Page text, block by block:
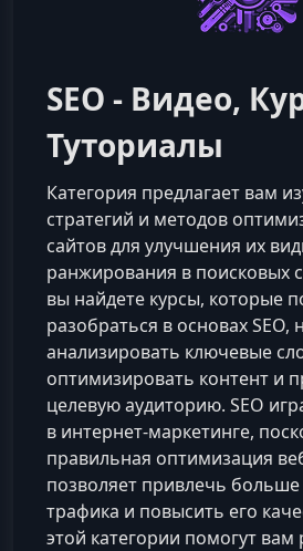
SEO - Видео,
Туториалы
Категория предлагает вам
стратегий и методов
сайтов для улучшения их
ранжирования в поисковых
вы найдете курсы, которые
разобраться в основах SEO,
анализировать ключевые
оптимизировать контент и
целевую аудиторию. SEO
в интернет-маркетинге,
правильная оптимизация
позволяет привлечь больше
трафика и повысить его
этой категории помогут вам